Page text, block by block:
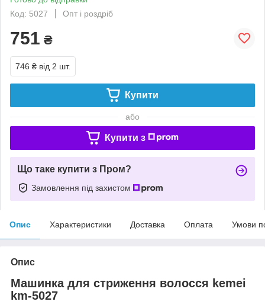
Код: 5027
Опт і роздріб
751 ₴
746 ₴ від 2 шт.
Купити
або
Купити з
Що таке купити з Пром?
Замовлення під захистом
Опис Характеристики Доставка Оплата Умови
Опис
Машинка для стриження волосся kemei
km-5027